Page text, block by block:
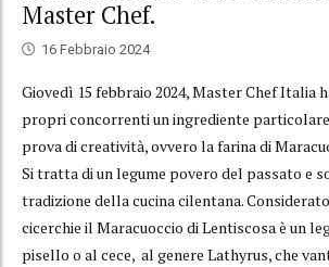
Master Chef.
16 Febbraio 2024
Giovedì 15 febbraio 2024, Master Chef Italia
propri concorrenti un ingrediente
prova di creatività, ovvero la farina di
Si tratta di un legume povero del passato e
tradizione della cucina cilentana.
cicerchie il Maracuoccio di Lentiscosa è un
pisello o al cece, al genere Lathyrus, che